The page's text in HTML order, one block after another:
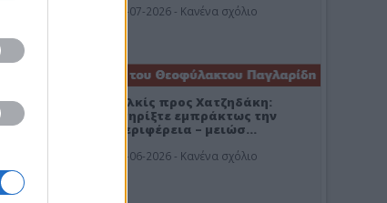
26-07-2026 - Κανένα σχόλιο
Κιλκίς προς Χατζηδάκη:
Στηρίξτε εμπράκτως την
περιφέρεια – μειώσ…
11-06-2026 - Κανένα σχόλιο